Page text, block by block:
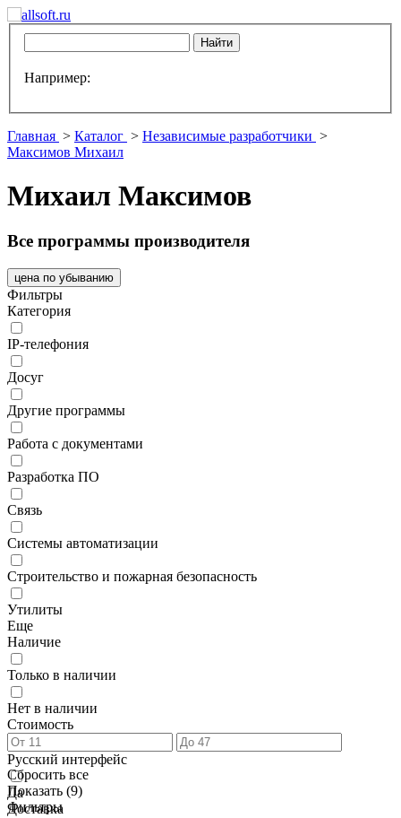
Например:
Главная > Каталог > Независимые разработчики >
Максимов Михаил
Михаил Максимов
Все программы производителя
цена по убыванию
Фильтры
Категория
IP-телефония
Досуг
Другие программы
Работа с документами
Разработка ПО
Связь
Системы автоматизации
Строительство и пожарная безопасность
Утилиты
Еще
Наличие
Только в наличии
Нет в наличии
Стоимость
Русский интерфейс
Да
Доставка
Сбросить все
Показать (9)
Фильтры